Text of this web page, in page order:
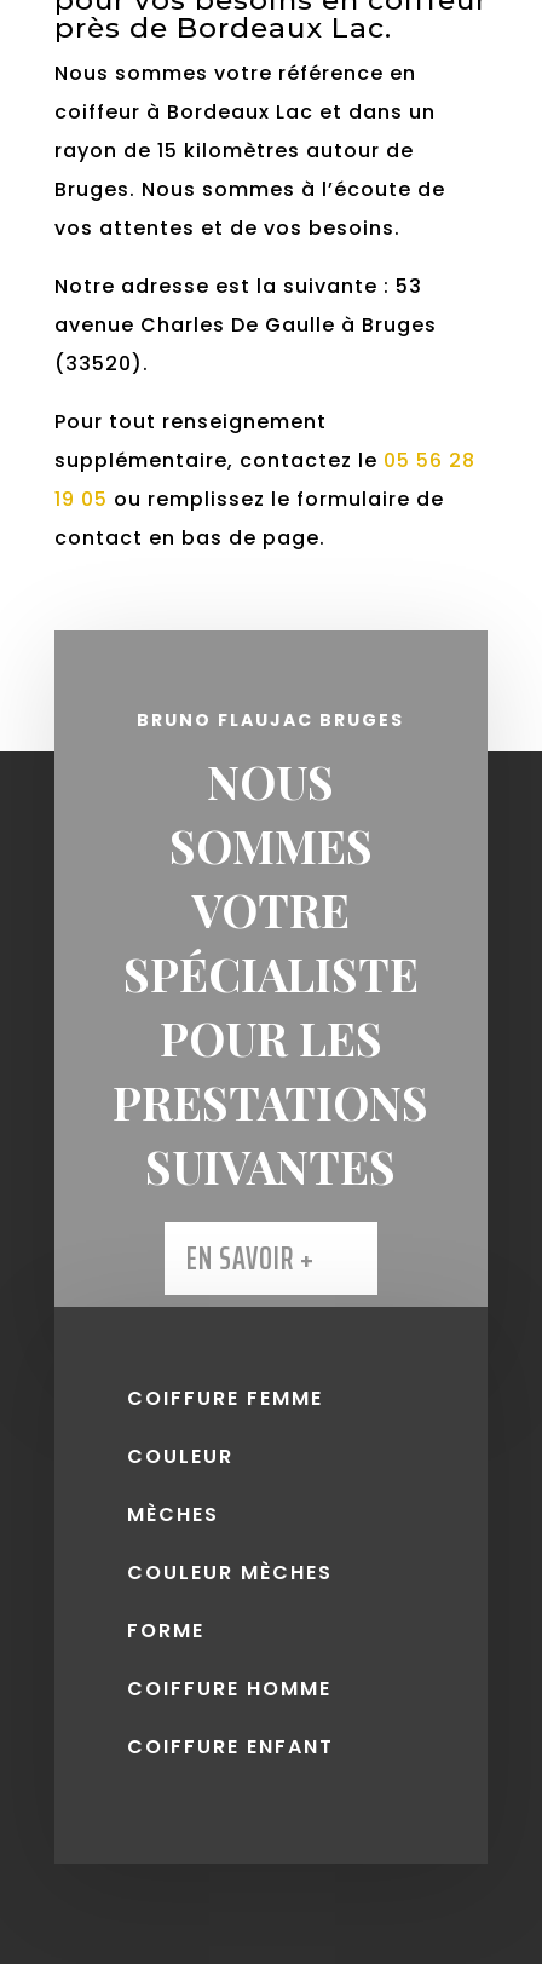
près de Bordeaux Lac.
Nous sommes votre référence en
coiffeur à Bordeaux Lac et dans un
rayon de 15 kilomètres autour de
Bruges. Nous sommes à l’écoute de
vos attentes et de vos besoins.
Notre adresse est la suivante : 53
avenue Charles De Gaulle à Bruges
(33520).
Pour tout renseignement
supplémentaire, contactez le 05 56 28
19 05 ou remplissez le formulaire de
contact en bas de page.
BRUNO FLAUJAC BRUGES
NOUS
SOMMES
VOTRE
SPÉCIALISTE
POUR LES
PRESTATIONS
SUIVANTES
EN SAVOIR +
COIFFURE FEMME
COULEUR
MÈCHES
COULEUR MÈCHES
FORME
COIFFURE HOMME
COIFFURE ENFANT